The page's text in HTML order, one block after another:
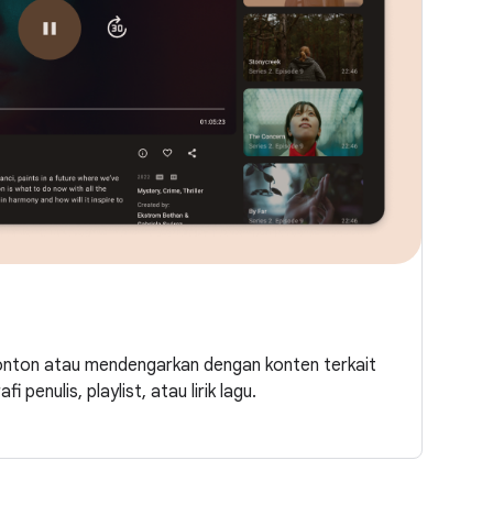
atau mendengarkan dengan konten terkait
penulis, playlist, atau lirik lagu.